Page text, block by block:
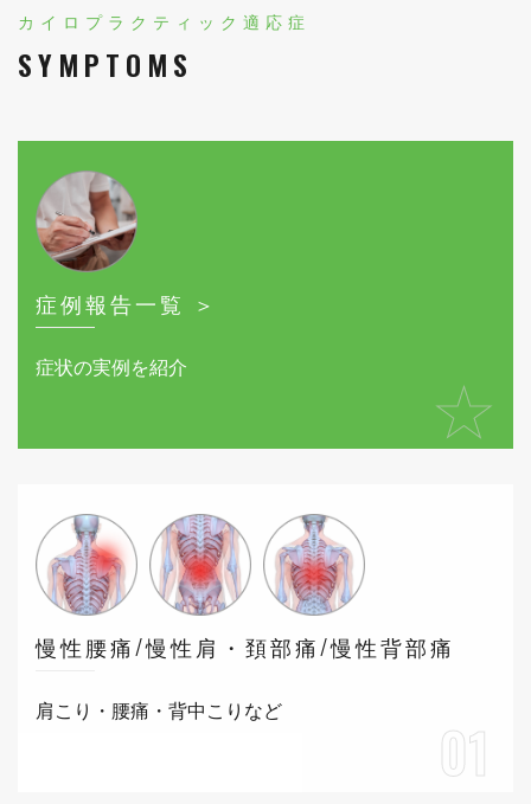
カイロプラクティック適応症
SYMPTOMS
症例報告一覧 ＞
症状の実例を紹介
★
慢性腰痛/慢性肩・頚部痛/慢性背部痛
肩こり・腰痛・背中こりなど
01